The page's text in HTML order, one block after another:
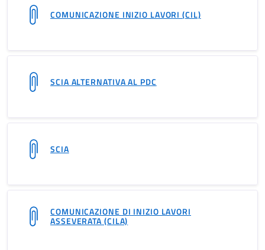
COMUNICAZIONE INIZIO LAVORI (CIL)
SCIA ALTERNATIVA AL PDC
SCIA
COMUNICAZIONE DI INIZIO LAVORI
ASSEVERATA (CILA)